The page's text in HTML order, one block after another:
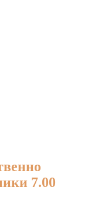
7.00